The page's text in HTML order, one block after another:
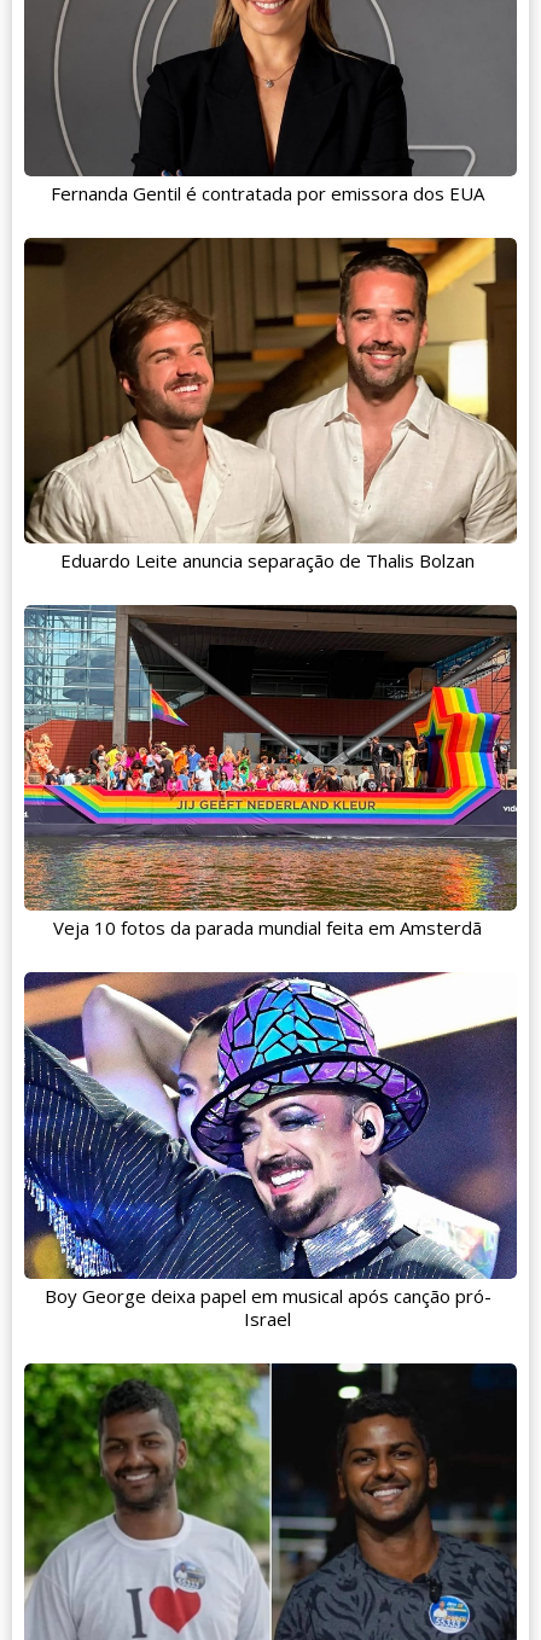
Fernanda Gentil é contratada por emissora dos EUA
Eduardo Leite anuncia separação de Thalis Bolzan
Veja 10 fotos da parada mundial feita em Amsterdã
Boy George deixa papel em musical após canção pró-
Israel